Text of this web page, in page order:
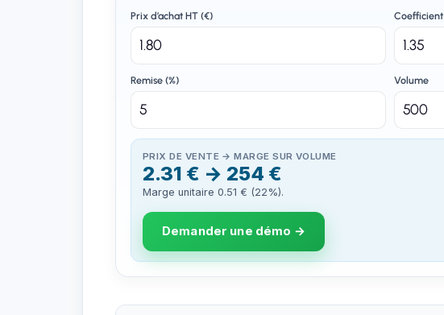
Prix d’achat HT (€) Coefficient
Remise (%) Volume
PRIX DE VENTE → MARGE SUR VOLUME
2.31 € → 254 €
Marge unitaire 0.51 € (22%).
Demander une démo →